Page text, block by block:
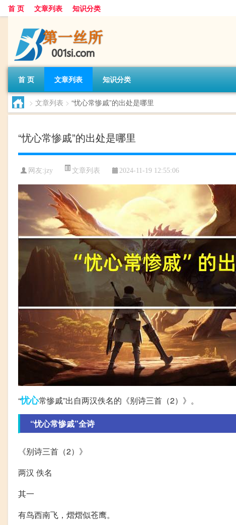
首 页 文章列表 知识分类
首 页 文章列表 知识分类
> 文章列表 > “忧心常惨戚”的出处是哪里
“忧心常惨戚”的出处是哪里
网友:jzy 文章列表 2024-11-19 12:55:06
“忧心常惨戚”出自两汉佚名的《别诗三首（2）》。
“忧心常惨戚”全诗
《别诗三首（2）》
两汉 佚名
其一
有鸟西南飞，熠熠似苍鹰。